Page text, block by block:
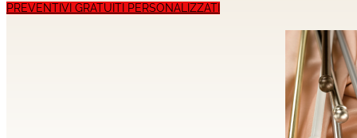
PREVENTIVI GRATUITI PERSONALIZZATI